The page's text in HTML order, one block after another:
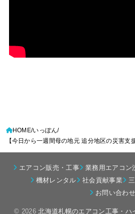
HOME いっぽん
【今日から一週間母の地元 追分地区の災害支
エアコン販売・工事 業務用エアコン
機材レンタル
社会貢献事業
お問い合わせ
© 2026北海道札幌のエアコン工事・ハ